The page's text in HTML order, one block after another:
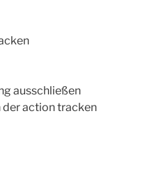
ausschließen
der action tracken